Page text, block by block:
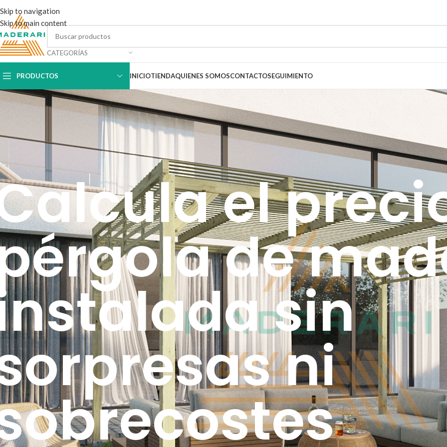
Skip to navigation
Skip to main content
CATEGORÍAS
PRODUCTOS INICIOTIENDAQUIENES SOMOSCONTACTOSEGUIMIENTO
el
de
sin
ni